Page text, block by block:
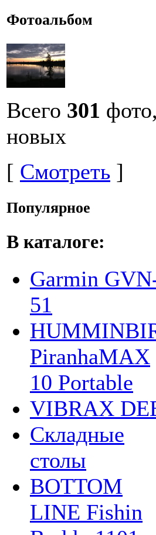
Фотоальбом
Всего 301 фото,
новых
[ Смотреть ]
Популярное
В каталоге:
Garmin
51
PiranhaMAX
10 Portable
VIBRAX
Складные
столы
BOTTOM
LINE Fishin